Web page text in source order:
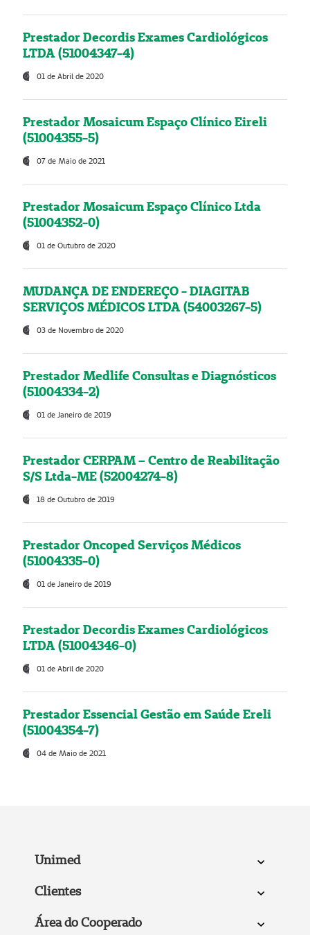
Prestador Decordis Exames Cardiológicos
LTDA (51004347-4)
01 de Abril de 2020
Prestador Mosaicum Espaço Clínico Eireli
(51004355-5)
07 de Maio de 2021
Prestador Mosaicum Espaço Clínico Ltda
(51004352-0)
01 de Outubro de 2020
MUDANÇA DE ENDEREÇO - DIAGITAB
SERVIÇOS MÉDICOS LTDA (54003267-5)
03 de Novembro de 2020
Prestador Medlife Consultas e Diagnósticos
(51004334-2)
01 de Janeiro de 2019
Prestador CERPAM – Centro de Reabilitação
S/S Ltda-ME (52004274-8)
18 de Outubro de 2019
Prestador Oncoped Serviços Médicos
(51004335-0)
01 de Janeiro de 2019
Prestador Decordis Exames Cardiológicos
LTDA (51004346-0)
01 de Abril de 2020
Prestador Essencial Gestão em Saúde Ereli
(51004354-7)
04 de Maio de 2021
Unimed
Clientes
Área do Cooperado